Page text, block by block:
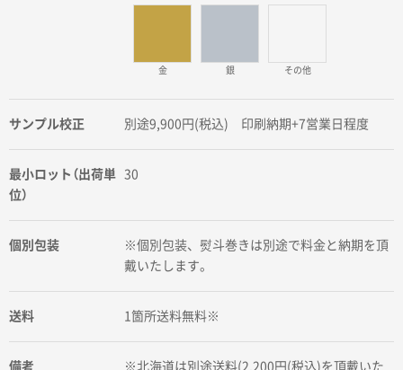
金 銀 その他
サンプル校正 別途9,900円(税込) 印刷納期+7営業日程度
最小ロット（出荷単
位）
30
個別包装
※個別包装、熨斗巻きは別途で料金と納期を頂
戴いたします。
送料 1箇所送料無料※
備考
※北海道は別途送料(2,200円(税込)を頂戴いた